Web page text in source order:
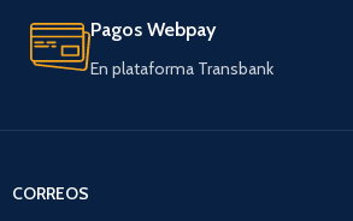
Pagos Webpay
En plataforma Transbank
CORREOS